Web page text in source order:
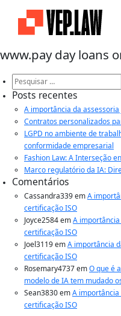
www.pay day loans
Pesquisar
por:
Posts recentes
A importância da
Contratos personalizados
LGPD no ambiente de
conformidade empresarial
Fashion Law: A Interseção
Marco regulatório da IA:
Comentários
Cassandra339emA
certificação ISO
Joyce2584emA
certificação ISO
Joel3119emA importância
certificação ISO
Rosemary4737emO que é
modelo de IA tem mudado
Sean3830emA
certificação ISO